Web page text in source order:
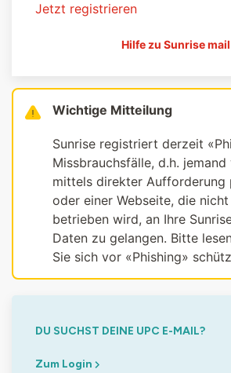
Jetzt registrieren
Hilfe zu Sunrise mail
Wichtige Mitteilung
Sunrise registriert derzeit
Missbrauchsfälle, d.h. jemand
mittels direkter Aufforderung
oder einer Webseite, die
betrieben wird, an Ihre
Daten zu gelangen. Bitte
Sie sich vor «Phishing»
DU SUCHST DEINE UPC E-MAIL?
Zum Login